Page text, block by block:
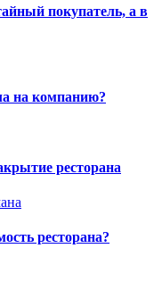
покупатель, а в
на компанию?
ресторана
ресторана?